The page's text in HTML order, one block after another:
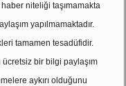
niteliği taşımamakta
yapılmamaktadır.
tamamen tesadüfidir.
bir bilgi paylaşım
aykırı olduğunu